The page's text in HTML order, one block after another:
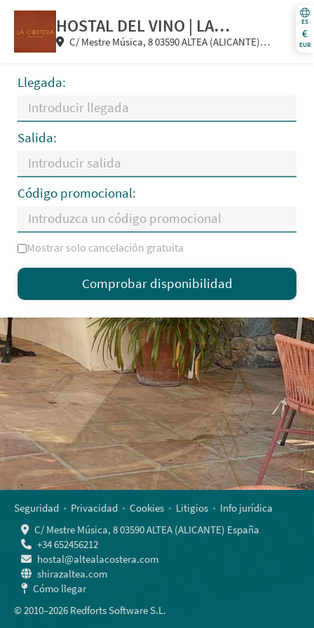
ES
€
EUR
HOSTAL DEL VINO | LA
COSTERA
C/ Mestre Música, 8 03590 ALTEA (ALICANTE)
Llegada:
Salida:
Código promocional:
L M X J V S D
—= Solo salida ×= Sin disponibilidad
Mostrar solo cancelación gratuita
Comprobar disponibilidad
Seguridad Privacidad Cookies Litigios
Info jurídica
C/ Mestre Música, 8 03590 ALTEA (ALICANTE) España
+34 652456212
hostal@altealacostera.com
shirazaltea.com
Cómo llegar
© 2010–2026 Redforts Software S.L.